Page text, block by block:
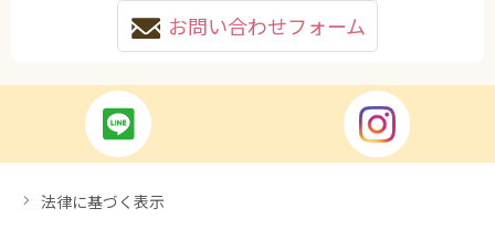
お問い合わせフォーム
法律に基づく表示